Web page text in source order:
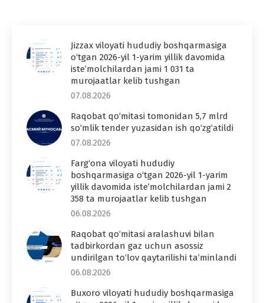
Jizzax viloyati hududiy boshqarmasiga
o‘tgan 2026-yil 1-yarim yillik davomida
iste’molchilardan jami 1 031 ta
murojaatlar kelib tushgan
07.08.2026
Raqobat qo‘mitasi tomonidan 5,7 mlrd
so‘mlik tender yuzasidan ish qo‘zg‘atildi
07.08.2026
Farg‘ona viloyati hududiy
boshqarmasiga o‘tgan 2026-yil 1-yarim
yillik davomida iste’molchilardan jami 2
358 ta murojaatlar kelib tushgan
06.08.2026
Raqobat qo‘mitasi aralashuvi bilan
tadbirkordan gaz uchun asossiz
undirilgan to‘lov qaytarilishi ta’minlandi
06.08.2026
Buxoro viloyati hududiy boshqarmasiga